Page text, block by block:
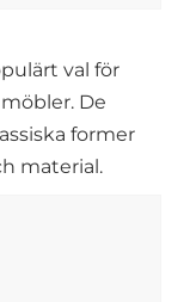
val för
De
former
material.